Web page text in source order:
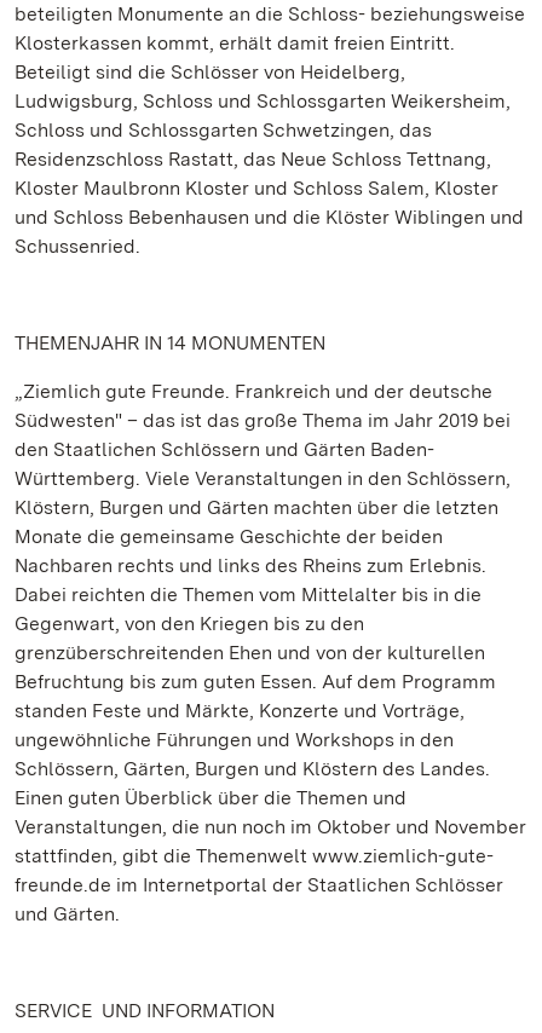
beteiligten Monumente an die Schloss- beziehungsweise
Klosterkassen kommt, erhält damit freien Eintritt.
Beteiligt sind die Schlösser von Heidelberg,
Ludwigsburg, Schloss und Schlossgarten Weikersheim,
Schloss und Schlossgarten Schwetzingen, das
Residenzschloss Rastatt, das Neue Schloss Tettnang,
Kloster Maulbronn Kloster und Schloss Salem, Kloster
und Schloss Bebenhausen und die Klöster Wiblingen und
Schussenried.
THEMENJAHR IN 14 MONUMENTEN
„Ziemlich gute Freunde. Frankreich und der deutsche
Südwesten" – das ist das große Thema im Jahr 2019 bei
den Staatlichen Schlössern und Gärten Baden-
Württemberg. Viele Veranstaltungen in den Schlössern,
Klöstern, Burgen und Gärten machten über die letzten
Monate die gemeinsame Geschichte der beiden
Nachbaren rechts und links des Rheins zum Erlebnis.
Dabei reichten die Themen vom Mittelalter bis in die
Gegenwart, von den Kriegen bis zu den
grenzüberschreitenden Ehen und von der kulturellen
Befruchtung bis zum guten Essen. Auf dem Programm
standen Feste und Märkte, Konzerte und Vorträge,
ungewöhnliche Führungen und Workshops in den
Schlössern, Gärten, Burgen und Klöstern des Landes.
Einen guten Überblick über die Themen und
Veranstaltungen, die nun noch im Oktober und November
stattfinden, gibt die Themenwelt www.ziemlich-gute-
freunde.de im Internetportal der Staatlichen Schlösser
und Gärten.
SERVICE UND INFORMATION